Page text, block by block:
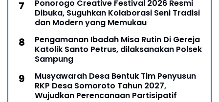
Ponorogo Creative Festival 2026 Resmi
Dibuka, Suguhkan Kolaborasi Seni Tradisi
dan Modern yang Memukau
Pengamanan Ibadah Misa Rutin Di Gereja
Katolik Santo Petrus, dilaksanakan Polsek
Sampung
Musyawarah Desa Bentuk Tim Penyusun
RKP Desa Somoroto Tahun 2027,
Wujudkan Perencanaan Partisipatif